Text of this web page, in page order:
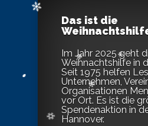
Das ist die
Im Jahr 2025 geht
Weihnachtshilfe in
Seit 1975 helfen
Unternehmen,
Organisationen
vor Ort. Es ist die
Spendenaktion in
Hannover.